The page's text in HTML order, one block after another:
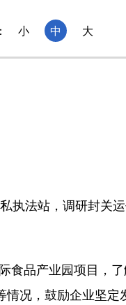
小 中 大
执法站，调研封关
食品产业园项目，
情况，鼓励企业坚定